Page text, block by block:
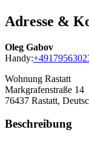
Adresse &
Oleg Gabov
Handy:
Wohnung Rastatt
Markgrafenstraße 14
76437 Rastatt,
Beschreibung